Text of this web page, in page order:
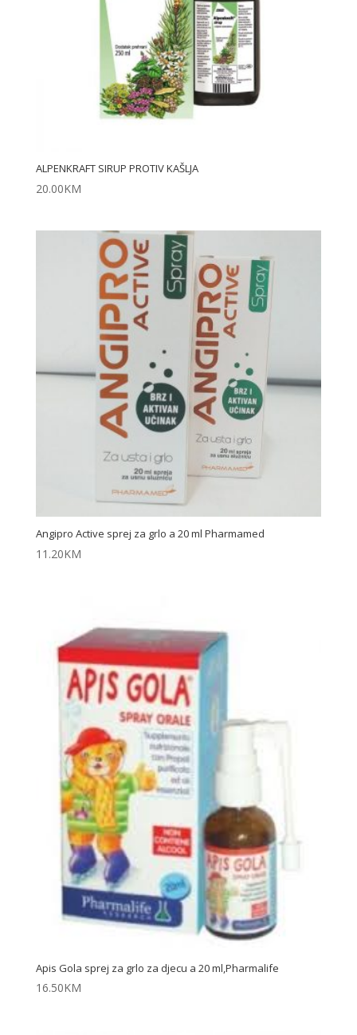
ALPENKRAFT SIRUP PROTIV KAŠLJA
20.00KM
Angipro Active sprej za grlo a 20 ml Pharmamed
11.20KM
Apis Gola sprej za grlo za djecu a 20 ml,Pharmalife
16.50KM